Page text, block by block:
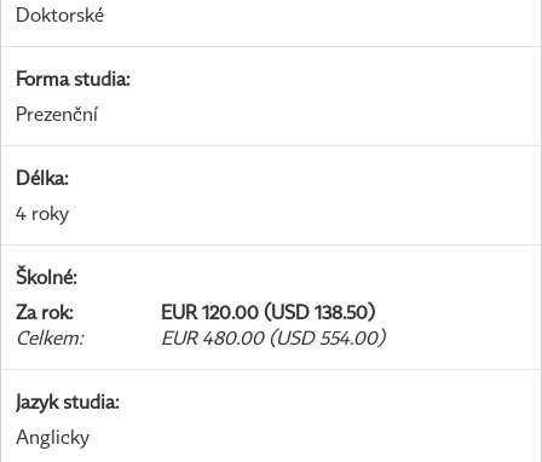
Doktorské
Forma studia:
Prezenční
Délka:
4 roky
Školné:
Za rok:
EUR 120.00 (USD 138.50)
Celkem: EUR 480.00 (USD 554.00)
Jazyk studia:
Anglicky